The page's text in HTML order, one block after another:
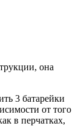
она
3 батарейки
от того
в перчатках,